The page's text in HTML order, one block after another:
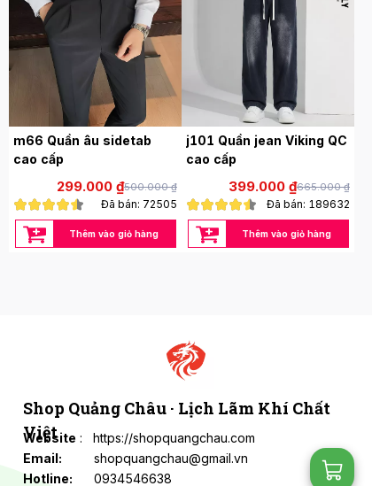
m66 Quần âu sidetab
cao cấp
500.000 ₫
299.000 ₫
Đã bán: 72505
Thêm vào giỏ hàng
j101 Quần jean Viking QC
cao cấp
665.000 ₫
399.000 ₫
Đã bán: 189632
Thêm vào giỏ hàng
Website : https://shopquangchau.com
Email: shopquangchau@gmail.vn
Hotline: 0934546638
Shop Quảng Châu · Lịch Lãm Khí Chất
Việt